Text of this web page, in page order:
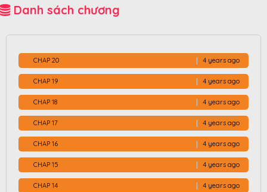
Danh sách chương
CHAP 20 4 years ago
CHAP 19 4 years ago
CHAP 18 4 years ago
CHAP 17 4 years ago
CHAP 16 4 years ago
CHAP 15 4 years ago
CHAP 14 4 years ago